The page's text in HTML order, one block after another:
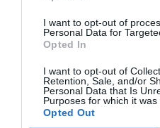
I want to opt-out of
Personal Data for
Opted In
I want to opt-out of
Retention, Sale, and/or
Personal Data that Is
Purposes for which it was
Opted Out
AfegirVIA Empresa
Google de forma
ACTIVAR ARA